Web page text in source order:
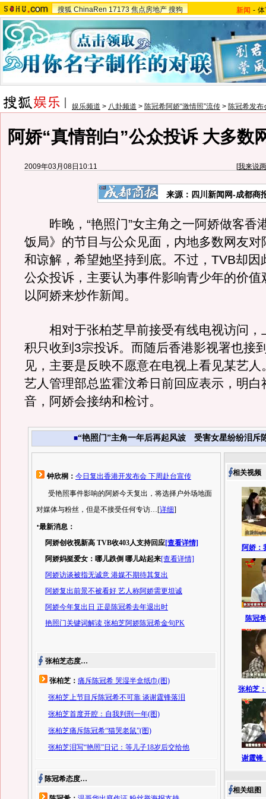
搜狐 ChinaRen 17173 焦点房地产 搜狗 新闻 -
娱乐频道 > 八卦频道 > 陈冠希阿娇“激情照”流传 > 陈冠希发布
阿娇“真情剖白”公众投诉 大多数
2009年03月08日10:11 [我来说
来源：四川新闻网-成都商
昨晚，“艳照门”女主角之一阿娇做客香
饭局》的节目与公众见面，内地多数网友对
和谅解，希望她坚持到底。不过，TVB却因
公众投诉，主要认为事件影响青少年的价值
以阿娇来炒作新闻。
相对于张柏芝早前接受有线电视访问，
积只收到3宗投诉。而随后香港影视署也接
见，主要是反映不愿意在电视上看见某艺人
艺人管理部总监霍汶希日前回应表示，明白
音，阿娇会接纳和检讨。